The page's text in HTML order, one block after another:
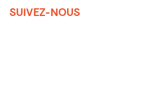
SUIVEZ-NOUS